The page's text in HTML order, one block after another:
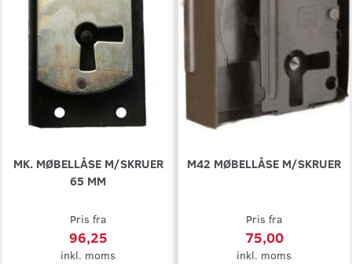
MK. MØBELLÅSE M/SKRUER
65 MM
Pris fra
96,25
inkl. moms
M42 MØBELLÅSE M/SKRUER
Pris fra
75,00
inkl. moms